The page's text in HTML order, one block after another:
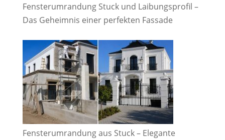
Fensterumrandung Stuck und Laibungsprofil –
Das Geheimnis einer perfekten Fassade
Fensterumrandung aus Stuck – Elegante